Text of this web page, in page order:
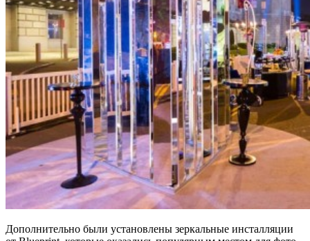
Дополнительно были установлены зеркальные инсталляции